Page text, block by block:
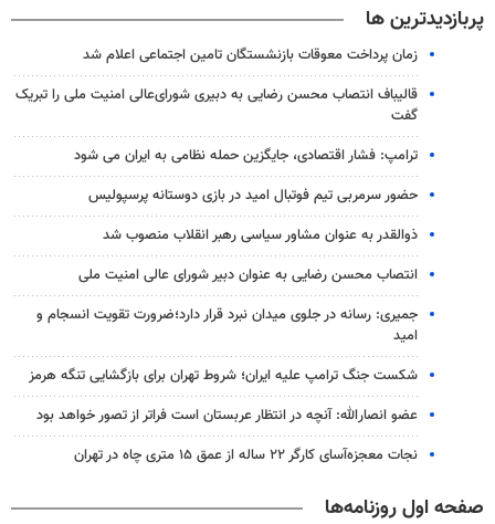
پربازدیدترین ها
زمان پرداخت معوقات بازنشستگان تامین اجتماعی اعلام شد
قالیباف انتصاب محسن رضایی به دبیری شورای‌عالی امنیت ملی را تبریک
گفت
ترامپ: فشار اقتصادی، جایگزین حمله نظامی به ایران می شود
حضور سرمربی تیم فوتبال امید در بازی دوستانه پرسپولیس
ذوالقدر به عنوان مشاور سیاسی رهبر انقلاب منصوب شد
انتصاب محسن رضایی به عنوان دبیر شورای عالی امنیت ملی
جمیری: رسانه‌ در جلوی میدان نبرد قرار دارد؛ضرورت تقویت انسجام و
امید
شکست جنگ ترامپ علیه ایران؛ شروط تهران برای بازگشایی تنگه هرمز
عضو انصارالله: آنچه در انتظار عربستان است فراتر از تصور خواهد بود
نجات معجزه‌آسای کارگر ۲۲ ساله از عمق ۱۵ متری چاه در تهران
صفحه اول روزنامه‌ها